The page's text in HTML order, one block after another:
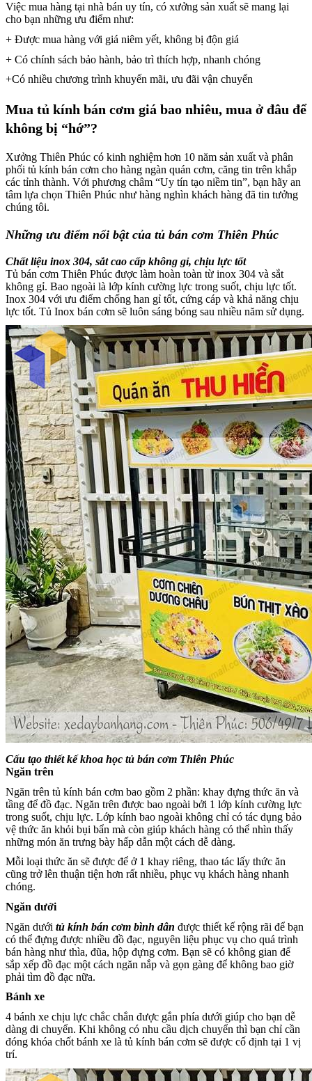
Việc mua hàng tại nhà bán uy tín, có xưởng sản xuất sẽ mang lại
cho bạn những ưu điểm như:
+ Được mua hàng với giá niêm yết, không bị độn giá
+ Có chính sách bảo hành, bảo trì thích hợp, nhanh chóng
+Có nhiều chương trình khuyến mãi, ưu đãi vận chuyển
Mua tủ kính bán cơm giá bao nhiêu, mua ở đâu để
không bị “hớ”?
Xưởng Thiên Phúc có kinh nghiệm hơn 10 năm sản xuất và phân
phối tủ kính bán cơm cho hàng ngàn quán cơm, căng tin trên khắp
các tỉnh thành. Với phương châm “Uy tín tạo niềm tin”, bạn hãy an
tâm lựa chọn Thiên Phúc như hàng nghìn khách hàng đã tin tưởng
chúng tôi.
Những ưu điểm nổi bật của tủ bán cơm Thiên Phúc
Chất liệu inox 304, sắt cao cấp không gỉ, chịu lực tốt
Tủ bán cơm Thiên Phúc được làm hoàn toàn từ inox 304 và sắt
không gỉ. Bao ngoài là lớp kính cường lực trong suốt, chịu lực tốt.
Inox 304 với ưu điểm chống han gỉ tốt, cứng cáp và khả năng chịu
lực tốt. Tủ Inox bán cơm sẽ luôn sáng bóng sau nhiều năm sử dụng.
Cấu tạo thiết kế khoa học tủ bán cơm Thiên Phúc
Ngăn trên
Ngăn trên tủ kính bán cơm bao gồm 2 phần: khay đựng thức ăn và
tầng để đồ đạc. Ngăn trên được bao ngoài bởi 1 lớp kính cường lực
trong suốt, chịu lực. Lớp kính bao ngoài không chỉ có tác dụng bảo
vệ thức ăn khỏi bụi bẩn mà còn giúp khách hàng có thể nhìn thấy
những món ăn trưng bày hấp dẫn một cách dễ dàng.
Mỗi loại thức ăn sẽ được để ở 1 khay riêng, thao tác lấy thức ăn
cũng trở lên thuận tiện hơn rất nhiều, phục vụ khách hàng nhanh
chóng.
Ngăn dưới
Ngăn dưới tủ kính bán cơm bình dân được thiết kế rộng rãi để bạn
có thể đựng được nhiều đồ đạc, nguyên liệu phục vụ cho quá trình
bán hàng như thìa, đũa, hộp đựng cơm. Bạn sẽ có không gian để
sắp xếp đồ đạc một cách ngăn nắp và gọn gàng để không bao giờ
phải tìm đồ đạc nữa.
Bánh xe
4 bánh xe chịu lực chắc chắn được gắn phía dưới giúp cho bạn dễ
dàng di chuyển. Khi không có nhu cầu dịch chuyển thì bạn chỉ cần
đóng khóa chốt bánh xe là tủ kính bán cơm sẽ được cố định tại 1 vị
trí.